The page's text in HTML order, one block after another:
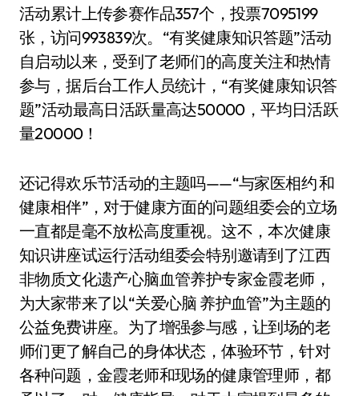
活动累计上传参赛作品357个，投票7095199
张，访问993839次。“有奖健康知识答题”活动
自启动以来，受到了老师们的高度关注和热情
参与，据后台工作人员统计，“有奖健康知识答
题”活动最高日活跃量高达50000，平均日活跃
量20000！
还记得欢乐节活动的主题吗——“与家医相约 和
健康相伴”，对于健康方面的问题组委会的立场
一直都是毫不放松高度重视。这不，本次健康
知识讲座试运行活动组委会特别邀请到了江西
非物质文化遗产心脑血管养护专家金霞老师，
为大家带来了以“关爱心脑 养护血管”为主题的
公益免费讲座。为了增强参与感，让到场的老
师们更了解自己的身体状态，体验环节，针对
各种问题，金霞老师和现场的健康管理师，都